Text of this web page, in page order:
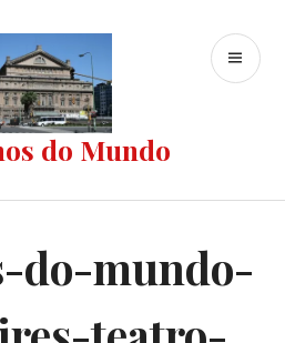
do Mundo
do-mundo-